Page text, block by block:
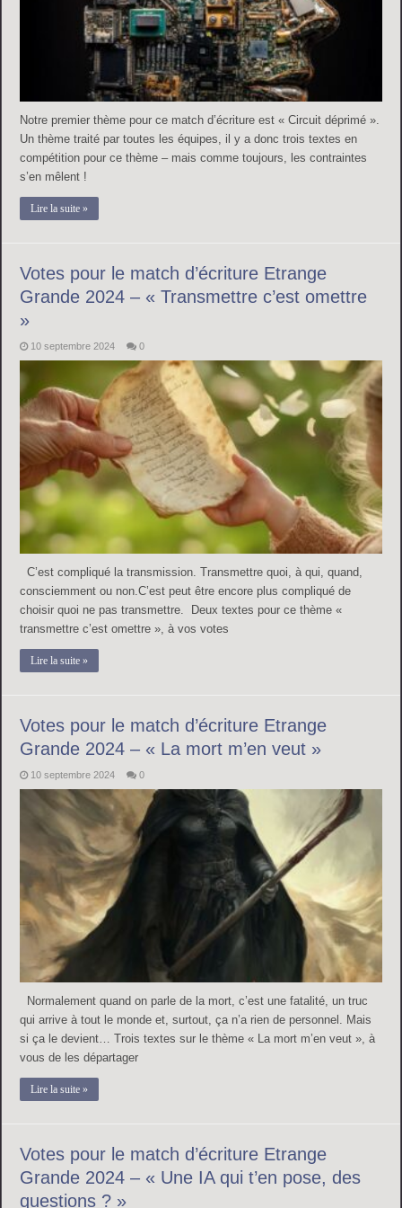
Notre premier thème pour ce match d’écriture est « Circuit déprimé ».
Un thème traité par toutes les équipes, il y a donc trois textes en
compétition pour ce thème – mais comme toujours, les contraintes
s’en mêlent !
Lire la suite »
Votes pour le match d’écriture Etrange
Grande 2024 – « Transmettre c’est omettre
»
10 septembre 2024 0
C’est compliqué la transmission. Transmettre quoi, à qui, quand,
consciemment ou non.C’est peut être encore plus compliqué de
choisir quoi ne pas transmettre. Deux textes pour ce thème «
transmettre c’est omettre », à vos votes
Lire la suite »
Votes pour le match d’écriture Etrange
Grande 2024 – « La mort m’en veut »
10 septembre 2024 0
Normalement quand on parle de la mort, c’est une fatalité, un truc
qui arrive à tout le monde et, surtout, ça n’a rien de personnel. Mais
si ça le devient… Trois textes sur le thème « La mort m’en veut », à
vous de les départager
Lire la suite »
Votes pour le match d’écriture Etrange
Grande 2024 – « Une IA qui t’en pose, des
questions ? »